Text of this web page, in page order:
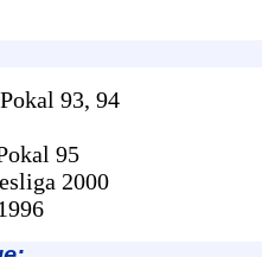
93, 94
95
2000